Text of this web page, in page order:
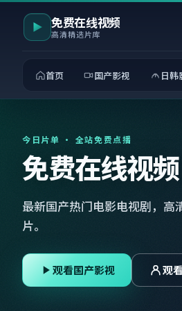
免费在线视频
高清精选片库
首页 国产影视 日韩
今日片单 · 全站免费点播
免费在线视
最新国产热门电影电视剧，
片。
观看国产影视 观